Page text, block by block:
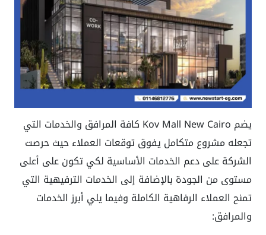
يضم Kov Mall New Cairo كافة المرافق والخدمات التي
تجعله مشروع متكامل يفوق توقعات العملاء حيث حرصت
الشركة على دعم الخدمات الأساسية لكي تكون على أعلى
مستوى من الجودة بالإضافة إلى الخدمات الترفيهية التي
تمنح العملاء الرفاهية الكاملة وفيما يلي أبرز الخدمات
والمرافق: